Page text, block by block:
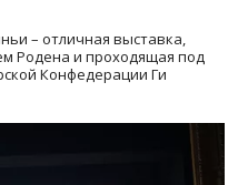
– отличная выставка,
Родена и проходящая под
Конфедерации Ги